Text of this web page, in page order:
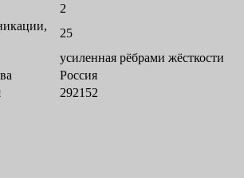
2
25
усиленная рёбрами жёсткости
Россия
292152